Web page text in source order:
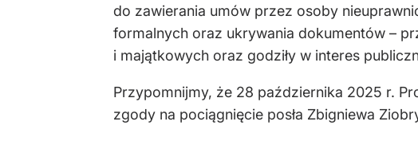
do zawierania umów przez osoby
formalnych oraz ukrywania dokumentów –
i majątkowych oraz godziły w interes
Przypomnijmy, że 28 października 2025 r.
zgody na pociągnięcie posła Zbigniewa